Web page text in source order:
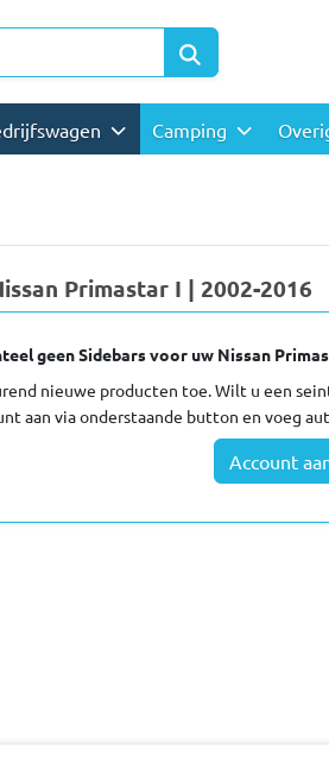
Camping
Primastar I | 2002-2016
geen Sidebars voor uw Nissan
nieuwe producten toe. Wilt u een
aan via onderstaande button en voeg
Account